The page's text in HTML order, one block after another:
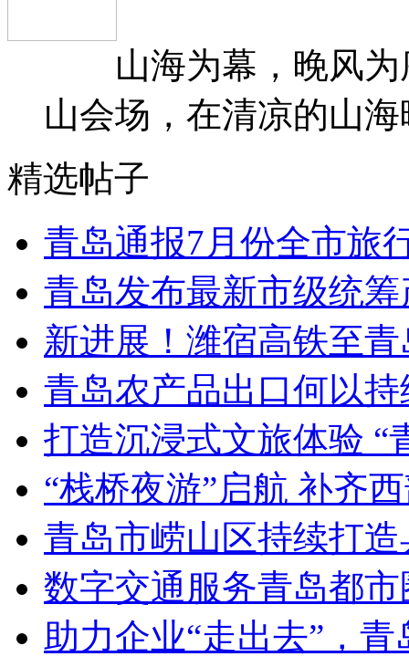
山海为幕，晚风为
山会场，在清凉的山
精选帖子
青岛通报7月份全市旅
青岛发布最新市级统
新进展！潍宿高铁至
青岛农产品出口何以持
打造沉浸式文旅体验 “
“栈桥夜游”启航 补齐
青岛市崂山区持续打
数字交通服务青岛都
助力企业“走出去”，